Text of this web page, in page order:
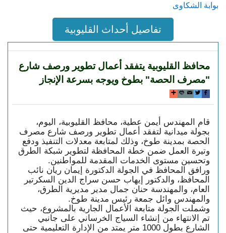
بوابة الشكاوى
تفاصيل أحداث القليوبية
محافظ القليوبية يتفقد أعمال تطوير ورصف شارع
"مصرف الحصة" بطوخ ويوجه بسرعة الإنجاز
قام المهندس أيمن عطية، محافظ القليوبية، اليوم،
بجولة ميدانية لتفقد أعمال تطوير ورصف شارع مصرف
الحصة بمدينة طوخ، وذلك لمتابعة معدلات التنفيذ ودفع
وتيرة العمل ضمن خطة المحافظة لتطوير شبكة الطرق
وتحسين مستوى الخدمات المقدمة للمواطنين.
ورافق المحافظ في الجولة الدكتورة إيمان ريان نائب
المحافظ، والدكتور إيهاب حسن سراج الدين السكرتير
العام، والمهندسة حنان جمال مدير مديرية الطرق،
والمهندس وائل جمعة رئيس مدينة طوخ.
وشملت الجولة متابعة الأعمال الجارية بالمشروع، حيث
تم الانتهاء من إنشاء السياج الخرساني على جانبي
الشارع بطول 1000 متر يمتد من الإدارة التعليمية حتى